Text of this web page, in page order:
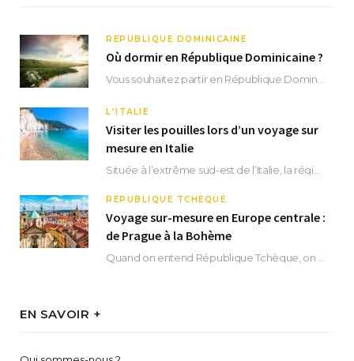
RÉPUBLIQUE DOMINICAINE
Où dormir en République Dominicaine ?
Vous souhaitez partir en République Dominicaine et vous ne savez pas où dormir ? Située aux…
L'ITALIE
Visiter les pouilles lors d’un voyage sur
mesure en Italie
Située à l’extrême sud-est de l’Italie, la région des Pouilles promet un séjour fascinant, à…
RÉPUBLIQUE TCHÈQUE
Voyage sur-mesure en Europe centrale :
de Prague à la Bohème
Quand on entend République Tchèque, on pense immédiatement à sa capitale Prague. Si cette superbe…
EN SAVOIR +